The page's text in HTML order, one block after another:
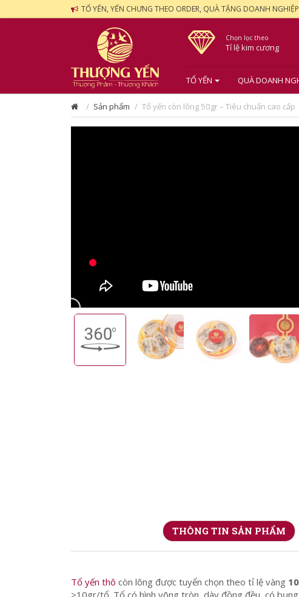
TỔ YẾN, YẾN CHƯNG THEO ORDER, QUÀ TẶNG DOANH NGHIỆP
Chọn lọc theo
Tỉ lệ kim cương
TỔ YẾN QUÀ DOANH
Sản phẩm Tổ yến còn lông 50gr – Tiêu chuẩn cao cấp
THÔNG TIN SẢN PHẨM
Tổ yến thô còn lông được tuyển chọn theo tỉ lệ vàng
>10gr/tổ. Tổ có hình võng tròn, dày đồng đều, có